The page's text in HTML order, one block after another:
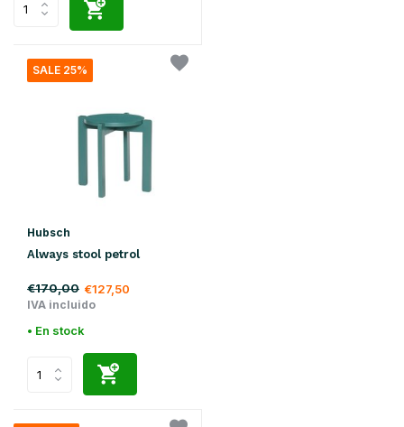
SALE 25%
Hubsch
Always stool petrol
€170,00 €127,50
IVA incluido
• En stock